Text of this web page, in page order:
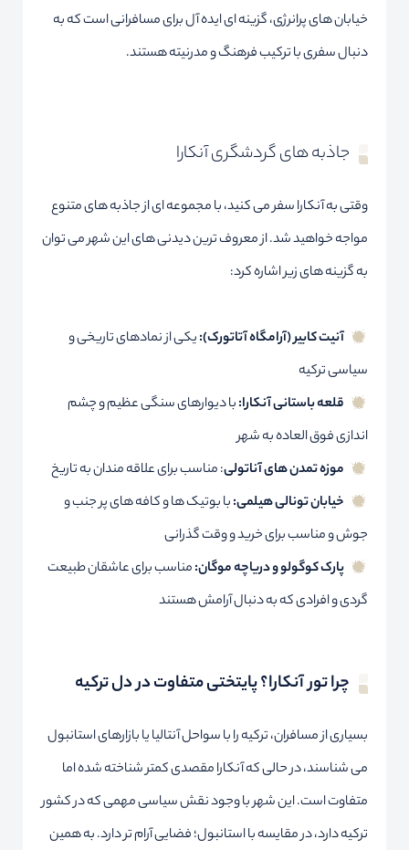
خیابان های پرانرژی، گزینه ای ایده آل برای مسافرانی است که به
دنبال سفری با ترکیب فرهنگ و مدرنیته هستند.
جاذبه های گردشگری آنکارا
وقتی به آنکارا سفر می کنید، با مجموعه ای از جاذبه های متنوع
مواجه خواهید شد. از معروف ترین دیدنی های این شهر می توان
به گزینه های زیر اشاره کرد:
آنیت کابیر (آرامگاه آتاتورک):یکی از نمادهای تاریخی و
سیاسی ترکیه
قلعه باستانی آنکارا:با دیوارهای سنگی عظیم و چشم
اندازی فوق العاده به شهر
موزه تمدن های آناتولی: مناسب برای علاقه مندان به تاریخ
خیابان تونالی هیلمی:با بوتیک ها و کافه های پر جنب و
جوش و مناسب برای خرید و وقت گذرانی
پارک کوگولو و دریاچه موگان:مناسب برای عاشقان طبیعت
گردی و افرادی که به دنبال آرامش هستند
چرا تور آنکارا؟ پایتختی متفاوت در دل ترکیه
بسیاری از مسافران، ترکیه را با سواحل آنتالیا یا بازارهای استانبول
می شناسند، در حالی که آنکارا مقصدی کمتر شناخته شده اما
متفاوت است. این شهر با وجود نقش سیاسی مهمی که در کشور
ترکیه دارد، در مقایسه با استانبول؛ فضایی آرام تر دارد. به همین